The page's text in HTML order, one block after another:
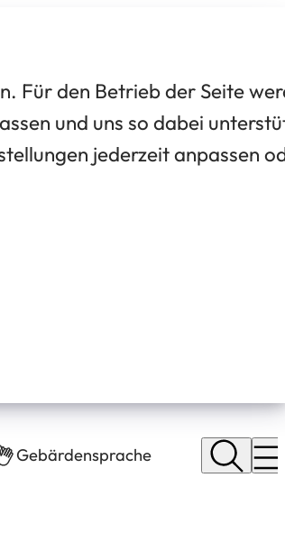
Für den Betrieb der Seite
und uns so dabei
jederzeit anpassen
Gebärdensprache